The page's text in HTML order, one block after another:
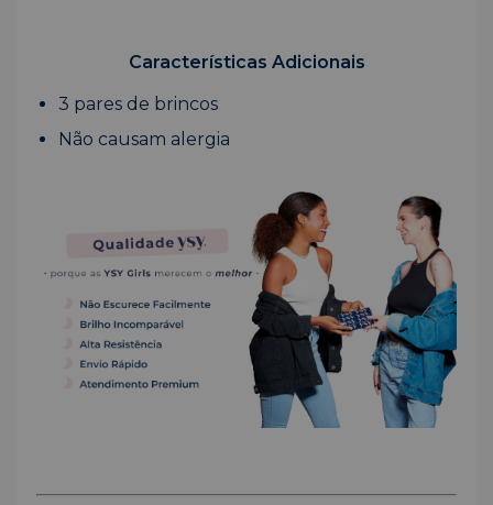
Características Adicionais
3 pares de brincos
Não causam alergia